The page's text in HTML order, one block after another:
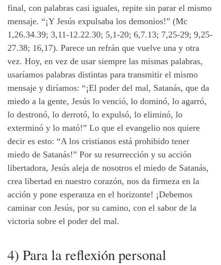
final, con palabras casi iguales, repite sin parar el mismo
mensaje. “¡Y Jesús expulsaba los demonios!” (Mc
1,26.34.39; 3,11-12.22.30; 5,1-20; 6,7.13; 7,25-29; 9,25-
27.38; 16,17). Parece un refrán que vuelve una y otra
vez. Hoy, en vez de usar siempre las mismas palabras,
usaríamos palabras distintas para transmitir el mismo
mensaje y diríamos: “¡El poder del mal, Satanás, que da
miedo a la gente, Jesús lo venció, lo dominó, lo agarró,
lo destronó, lo derrotó, lo expulsó, lo eliminó, lo
exterminó y lo mató!” Lo que el evangelio nos quiere
decir es esto: “A los cristianos está prohibido tener
miedo de Satanás!” Por su resurrección y su acción
libertadora, Jesús aleja de nosotros el miedo de Satanás,
crea libertad en nuestro corazón, nos da firmeza en la
acción y pone esperanza en el horizonte! ¡Debemos
caminar con Jesús, por su camino, con el sabor de la
victoria sobre el poder del mal.
4) Para la reflexión personal